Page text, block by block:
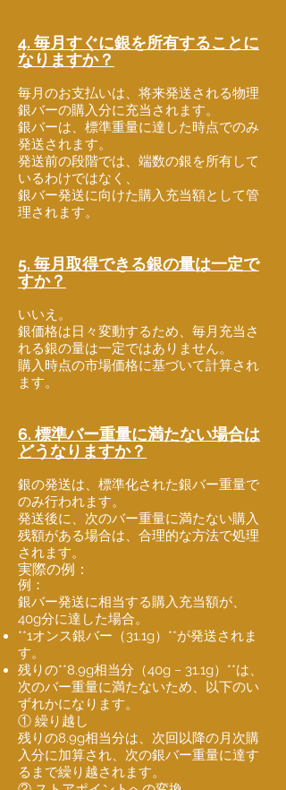
4. 毎月すぐに銀を所有することに
なりますか？
毎月のお支払いは、将来発送される物理
銀バーの購入分に充当されます。
銀バーは、標準重量に達した時点でのみ
発送されます。
発送前の段階では、端数の銀を所有して
いるわけではなく、
銀バー発送に向けた購入充当額として管
理されます。
5. 毎月取得できる銀の量は一定で
すか？
いいえ。
銀価格は日々変動するため、毎月充当さ
れる銀の量は一定ではありません。
購入時点の市場価格に基づいて計算され
ます。
6. 標準バー重量に満たない場合は
どうなりますか？
銀の発送は、標準化された銀バー重量で
のみ行われます。
発送後に、次のバー重量に満たない購入
残額がある場合は、合理的な方法で処理
されます。
実際の例：
例：
銀バー発送に相当する購入充当額が、
40g分に達した場合。
**1オンス銀バー（31.1g）**が発送されま
す。
残りの**8.9g相当分（40g − 31.1g）**は、
次のバー重量に満たないため、以下のい
ずれかになります。
① 繰り越し
残りの8.9g相当分は、次回以降の月次購
入分に加算され、次の銀バー重量に達す
るまで繰り越されます。